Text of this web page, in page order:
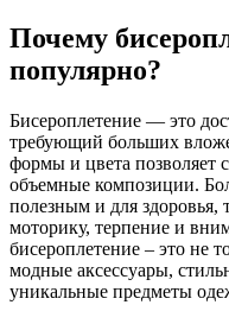
Почему
популярно?
Бисероплетение — это
требующий больших
формы и цвета позволяет
объемные композиции.
полезным и для здоровья,
моторику, терпение и
бисероплетение – это не
модные аксессуары,
уникальные предметы